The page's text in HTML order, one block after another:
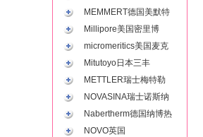
MEMMERT德国美默特
Millipore美国密里博
micromeritics美国麦克
Mitutoyo日本三丰
METTLER瑞士梅特勒
NOVASINA瑞士诺斯纳
Nabertherm德国纳博热
NOVO英国